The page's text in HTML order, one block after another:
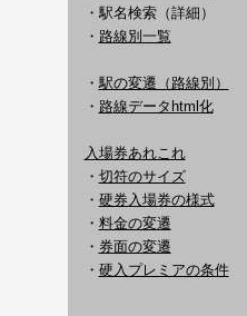
・駅名検索（詳細）
・ 路線別一覧
・ 駅の変遷（路線別）
・ 路線データhtml化
入場券あれこれ
・ 切符のサイズ
・ 硬券入場券の様式
・ 料金の変遷
・ 券面の変遷
・ 硬入プレミアの条件